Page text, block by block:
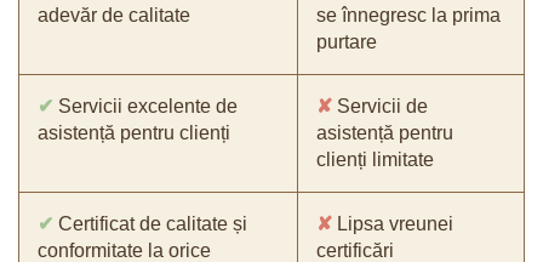
adevăr de calitate
se înnegresc la prima
purtare
✔ Servicii excelente de
asistență pentru clienți
✘ Servicii de
asistență pentru
clienți limitate
✔ Certificat de calitate și
conformitate la orice
✘ Lipsa vreunei
certificări